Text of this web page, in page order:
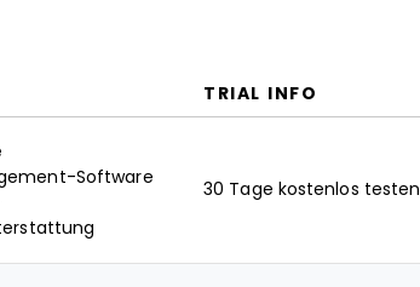
TRIAL INFO
Software
30 Tage kostenlos testen